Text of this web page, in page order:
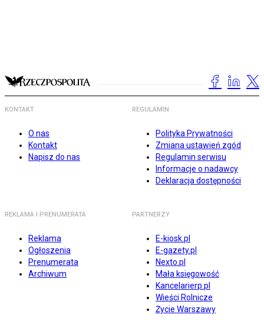
KONTAKT
O nas
Kontakt
Napisz do nas
REGULAMIN
Polityka Prywatności
Zmiana ustawień zgód
Regulamin serwisu
Informacje o nadawcy
Deklaracja dostępności
REKLAMA I PRENUMERATA
Reklama
Ogłoszenia
Prenumerata
Archiwum
PARTNERZY
E-kiosk.pl
E-gazety.pl
Nexto.pl
Mała księgowość
Kancelarierp.pl
Wieści Rolnicze
Życie Warszawy